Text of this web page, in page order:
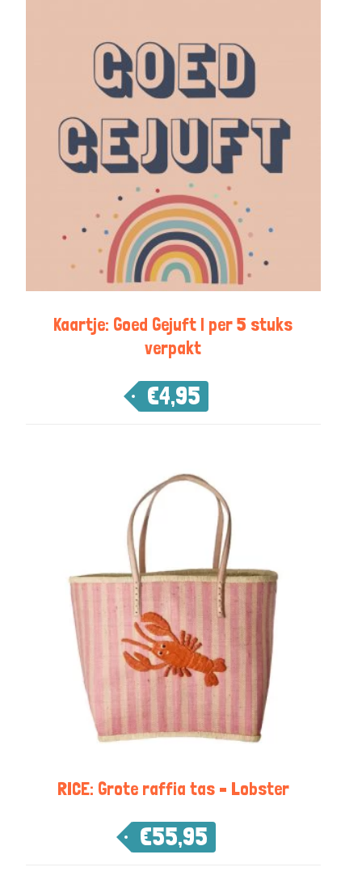
Kaartje: Goed Gejuft | per 5 stuks
verpakt
€4,95
RICE: Grote raffia tas – Lobster
€55,95